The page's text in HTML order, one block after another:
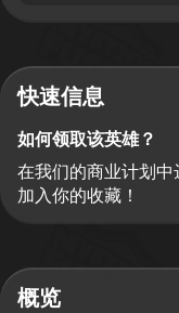
快速信息
如何领取该英雄？
在我们的商业计划
加入你的收藏！
概览